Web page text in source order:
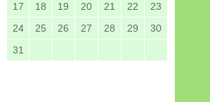
17
18 19 20 21 22
23
24
25 26 27 28 29
30
31